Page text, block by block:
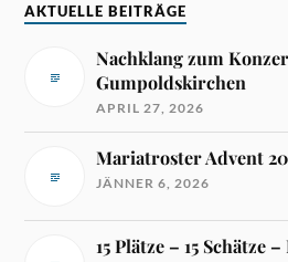
AKTUELLE BEITRÄGE
Nachklang zum
Gumpoldskirchen
APRIL 27, 2026
Mariatroster Advent
JÄNNER 6, 2026
15 Plätze – 15 Schätze